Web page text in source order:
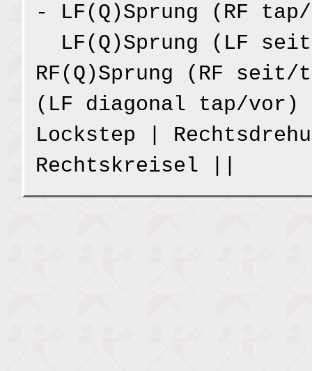
- LF(Q)Sprung (RF
LF(Q)Sprung (LF
RF(Q)Sprung (RF
(LF diagonal tap/
Lockstep |
Rechtskreisel ||